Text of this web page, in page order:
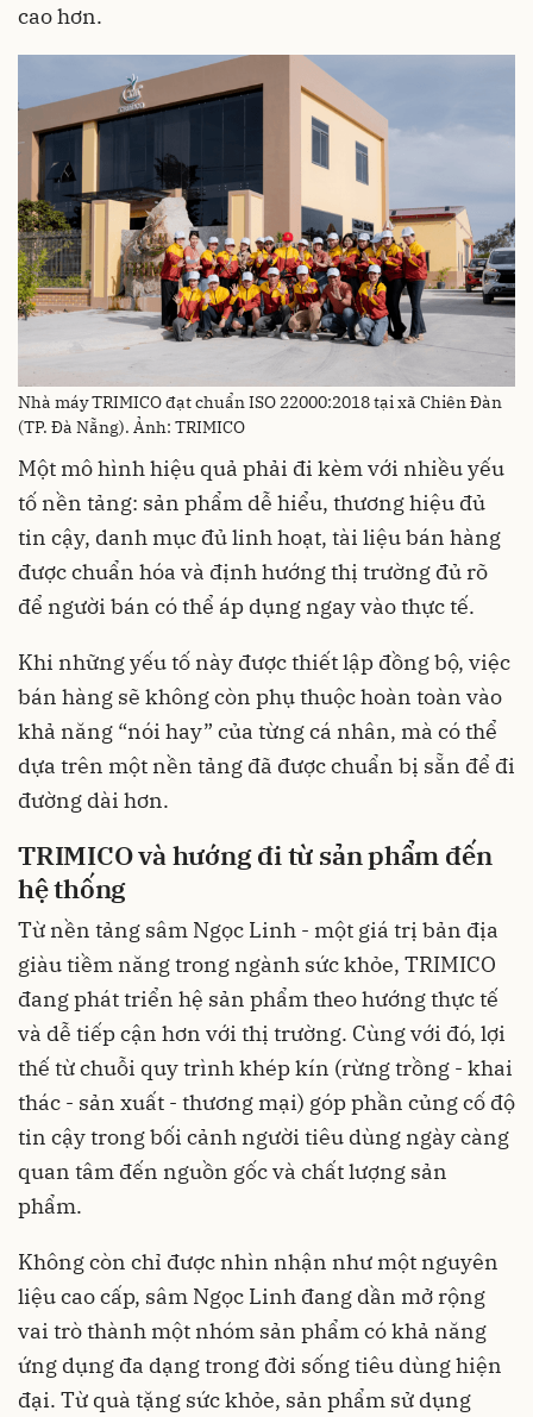
cao hơn.
Nhà máy TRIMICO đạt chuẩn ISO 22000:2018 tại xã Chiên Đàn
(TP. Đà Nẵng). Ảnh: TRIMICO
Một mô hình hiệu quả phải đi kèm với nhiều yếu
tố nền tảng: sản phẩm dễ hiểu, thương hiệu đủ
tin cậy, danh mục đủ linh hoạt, tài liệu bán hàng
được chuẩn hóa và định hướng thị trường đủ rõ
để người bán có thể áp dụng ngay vào thực tế.
Khi những yếu tố này được thiết lập đồng bộ, việc
bán hàng sẽ không còn phụ thuộc hoàn toàn vào
khả năng “nói hay” của từng cá nhân, mà có thể
dựa trên một nền tảng đã được chuẩn bị sẵn để đi
đường dài hơn.
TRIMICO và hướng đi từ sản phẩm đến
hệ thống
Từ nền tảng sâm Ngọc Linh - một giá trị bản địa
giàu tiềm năng trong ngành sức khỏe, TRIMICO
đang phát triển hệ sản phẩm theo hướng thực tế
và dễ tiếp cận hơn với thị trường. Cùng với đó, lợi
thế từ chuỗi quy trình khép kín (rừng trồng - khai
thác - sản xuất - thương mại) góp phần củng cố độ
tin cậy trong bối cảnh người tiêu dùng ngày càng
quan tâm đến nguồn gốc và chất lượng sản
phẩm.
Không còn chỉ được nhìn nhận như một nguyên
liệu cao cấp, sâm Ngọc Linh đang dần mở rộng
vai trò thành một nhóm sản phẩm có khả năng
ứng dụng đa dạng trong đời sống tiêu dùng hiện
đại. Từ quà tặng sức khỏe, sản phẩm sử dụng